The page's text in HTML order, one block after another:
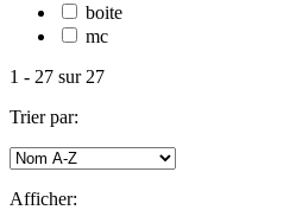
boite
mc
1 - 27 sur27
Trier par:
Afficher: